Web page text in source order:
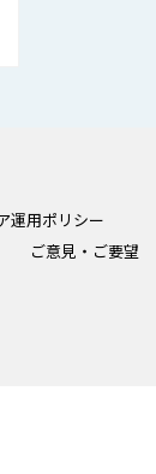
運用ポリシー
ご意見・ご要望